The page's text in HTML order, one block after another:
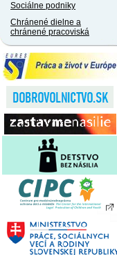
Sociálne podniky
Chránené dielne a
chránené pracoviská